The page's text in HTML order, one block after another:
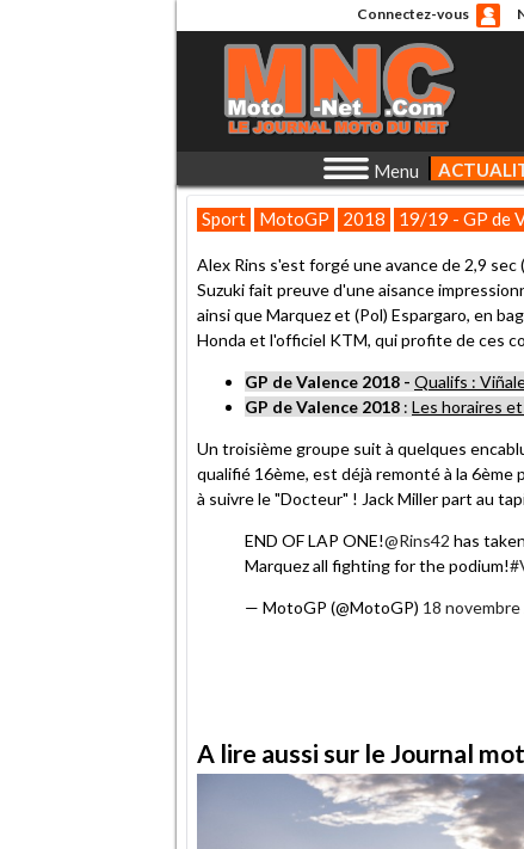
Connectez-vous
Menu
Sport MotoGP 2018 19/19 - GP de
Alex Rins s'est forgé une avance de 2,9
Suzuki fait preuve d'une aisance
ainsi que Marquez et (Pol) Espargaro, en
Honda et l'officiel KTM, qui profite de ces
GP de Valence 2018 - Qualifs :
GP de Valence 2018 : Les horaires
Un troisième groupe suit à quelques
qualifié 16ème, est déjà remonté à la
à suivre le "Docteur" ! Jack Miller part au
END OF LAP ONE!@Rins42 has
Marquez all fighting for the podium!
— MotoGP (@MotoGP) 18 novembre
A lire aussi sur le Journal